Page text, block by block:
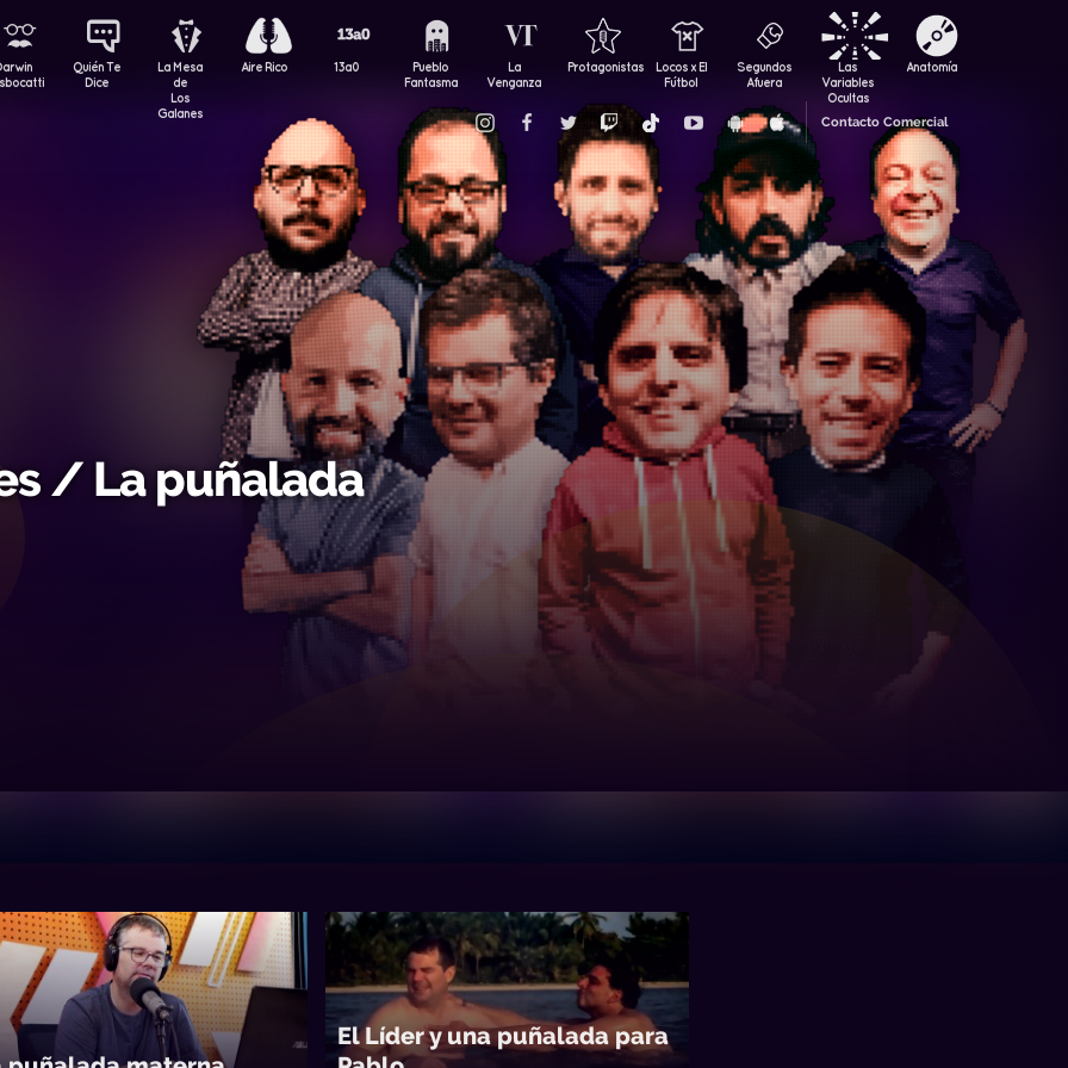
Quién Te
Dice
La Mesa
de
Los
Galanes
Aire Rico 13a0
Pueblo
Fantasma
La
Venganza
Protagonistas
Locos x El
Fútbol
Segundos
Afuera
Las
Variables
Ocultas
Anatomía
Contacto Comercial
/ La puñalada
El Líder y una puñalada para